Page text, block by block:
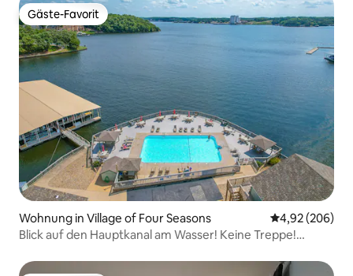
Gäste-Favorit
Gäste-Favorit
Wohnung in Village of Four Seasons
4,92 (206)
Blick auf den Hauptkanal am Wasser! Keine Treppe!